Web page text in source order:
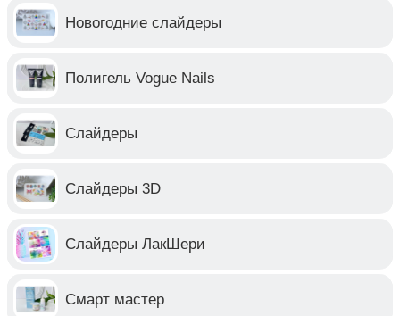
Новогодние слайдеры
Полигель Vogue Nails
Слайдеры
Слайдеры 3D
Слайдеры ЛакШери
Смарт мастер